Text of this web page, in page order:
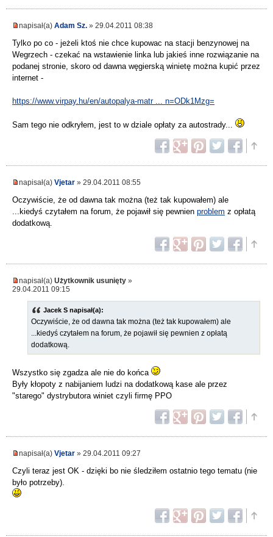
napisał(a) Adam Sz. » 29.04.2011 08:38
Tylko po co - jeżeli ktoś nie chce kupowac na stacji benzynowej na
Wegrzech - czekać na wstawienie linka lub jakieś inne rozwiązanie na
podanej stronie, skoro od dawna węgierską winietę można kupić przez
internet -
https://www.virpay.hu/en/autopalya-matr ... n=ODk1Mzg=
Sam tego nie odkryłem, jest to w dziale opłaty za autostrady...
napisał(a) Vjetar » 29.04.2011 08:55
Oczywiście, że od dawna tak można (też tak kupowałem) ale
...kiedyś czytałem na forum, że pojawił się pewnien problem z opłatą
dodatkową.
napisał(a) Użytkownik usunięty »
29.04.2011 09:15
Jacek S napisał(a):
Oczywiście, że od dawna tak można (też tak kupowałem) ale
...kiedyś czytałem na forum, że pojawił się pewnien z opłatą
dodatkową.
Wszystko się zgadza ale nie do końca
Były kłopoty z nabijaniem ludzi na dodatkową kase ale przez
"starego" dystrybutora winiet czyli firmę PPO
napisał(a) Vjetar » 29.04.2011 09:27
Czyli teraz jest OK - dzięki bo nie śledziłem ostatnio tego tematu (nie
było potrzeby).